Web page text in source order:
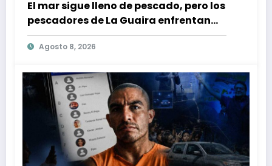
El mar sigue lleno de pescado, pero los
pescadores de La Guaira enfrentan
crisis económica tras los terremotos
Agosto 8, 2026